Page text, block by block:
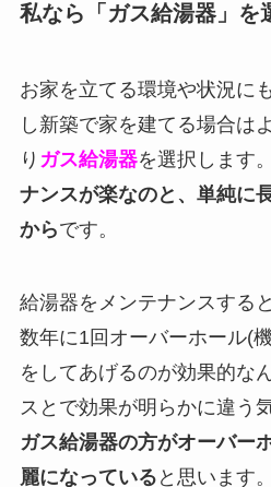
私なら「ガス給湯器」を
お家を立てる環境や状況に
し新築で家を建てる場合は
り ガス給湯器を選択します
ナンスが楽なのと、単純に
からです。
給湯器をメンテナンスする
数年に1回オーバーホール(
をしてあげるのが効果的な
スとで効果が明らかに違う
ガス給湯器の方がオーバー
麗になっている と思います。